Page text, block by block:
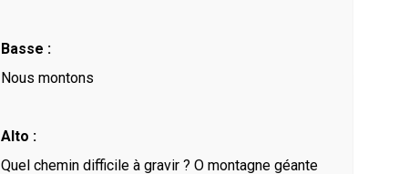
Basse :
Nous montons
Alto :
Quel chemin difficile à gravir ? O montagne géante